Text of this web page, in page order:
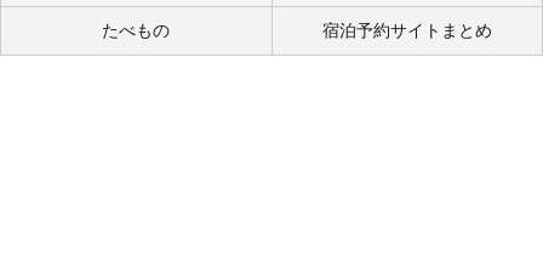
たべもの 宿泊予約サイトまとめ